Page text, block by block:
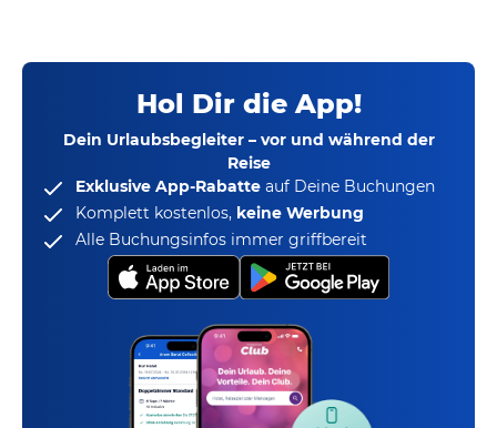
Hol Dir die App!
Dein Urlaubsbegleiter – vor und während der
Reise
Exklusive App-Rabatte auf Deine Buchungen
Komplett kostenlos, keine Werbung
Alle Buchungsinfos immer griffbereit